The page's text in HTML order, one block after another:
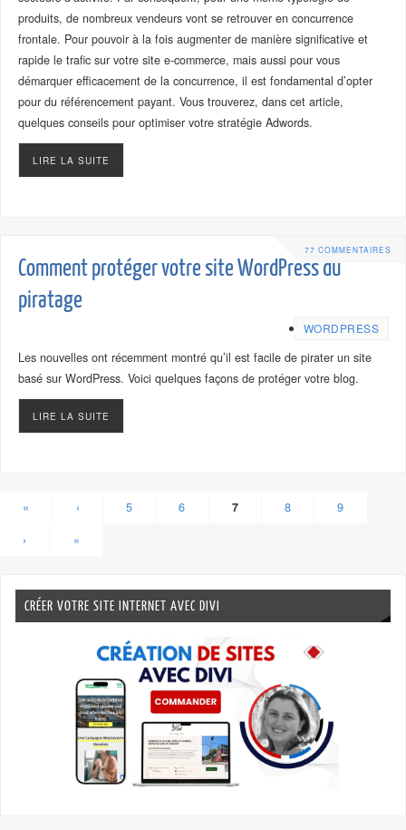
produits, de nombreux vendeurs vont se retrouver en concurrence
frontale. Pour pouvoir à la fois augmenter de manière significative et
rapide le trafic sur votre site e-commerce, mais aussi pour vous
démarquer efficacement de la concurrence, il est fondamental d’opter
pour du référencement payant. Vous trouverez, dans cet article,
quelques conseils pour optimiser votre stratégie Adwords.
LIRE LA SUITE
77 COMMENTAIRES
Comment protéger votre site WordPress du
piratage
WORDPRESS
Les nouvelles ont récemment montré qu’il est facile de pirater un site
basé sur WordPress. Voici quelques façons de protéger votre blog.
LIRE LA SUITE
« ‹ 5 6 7 8
9
›
»
CRÉER VOTRE SITE INTERNET AVEC DIVI